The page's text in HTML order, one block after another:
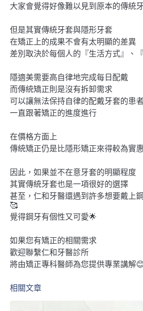
大家會覺得好像難以見到原本的傳統
但是其實傳統牙套與隱形牙套
在矯正上的成果不會有太明顯的差異
差別取決於每個人的『生活方式』、
隱適美需要高自律地完成每日配戴
而傳統矯正則是沒有拆卸需求
可以讓無法保持自律的配戴牙套的患
一直跟著矯正的進度進行
在價格方面上
傳統矯正仍是比隱形矯正來得較為實惠
因此，如果並不在意牙套的明顯程度
其實傳統牙套也是一項很好的選擇
甚至，仁和牙醫還遇到許多想要戴上
🥰
覺得鋼牙有個性又可愛🌟
如果您有矯正的相關需求
歡迎聯繫仁和牙醫診所
將由矯正專科醫師為您提供專業講解
相關文章